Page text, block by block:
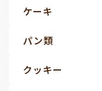
ケーキ
パン類
クッキー